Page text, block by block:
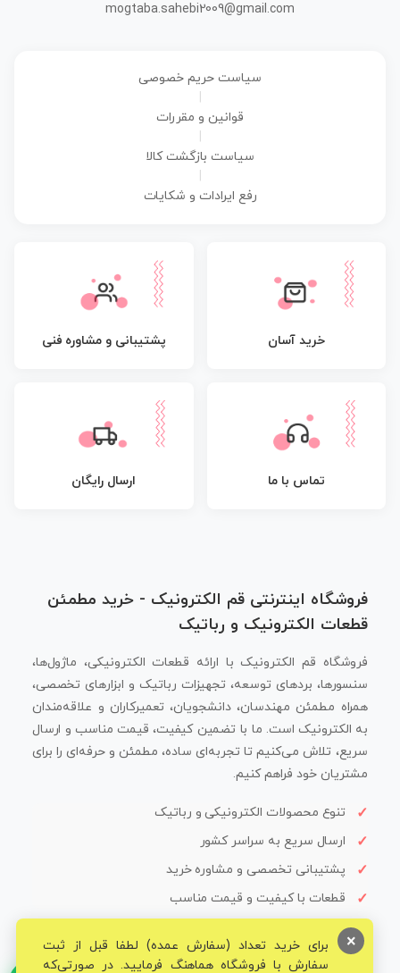
mogtaba.sahebi2009@gmail.com
سیاست حریم خصوصی
قوانین و مقررات
سیاست بازگشت کالا
رفع ایرادات و شکایات
خرید آسان پشتیبانی و مشاوره فنی
تماس با ما ارسال رایگان
فروشگاه اینترنتی قم الکترونیک - خرید مطمئن
قطعات الکترونیک و رباتیک
فروشگاه قم الکترونیک با ارائه قطعات الکترونیکی، ماژول‌ها،
سنسورها، بردهای توسعه، تجهیزات رباتیک و ابزارهای تخصصی،
همراه مطمئن مهندسان، دانشجویان، تعمیرکاران و علاقه‌مندان
به الکترونیک است. ما با تضمین کیفیت، قیمت مناسب و ارسال
سریع، تلاش می‌کنیم تا تجربه‌ای ساده، مطمئن و حرفه‌ای را برای
مشتریان خود فراهم کنیم.
تنوع محصولات الکترونیکی و رباتیک
ارسال سریع به سراسر کشور
پشتیبانی تخصصی و مشاوره خرید
قطعات با کیفیت و قیمت مناسب
برای خرید تعداد (سفارش عمده) لطفا قبل از ثبت
سفارش با فروشگاه هماهنگ فرمایید. در صورتی‌که
×